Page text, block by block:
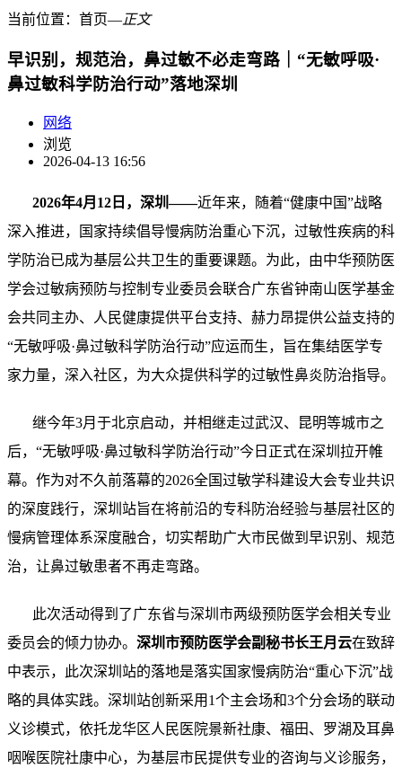
当前位置： 首页―正文
早识别，规范治，鼻过敏不必走弯路｜“无敏呼吸·
鼻过敏科学防治行动”落地深圳
网络
浏览
2026-04-13 16:56
2026年4月12日，深圳——近年来，随着“健康中国”战略
深入推进，国家持续倡导慢病防治重心下沉，过敏性疾病的科
学防治已成为基层公共卫生的重要课题。为此，由中华预防医
学会过敏病预防与控制专业委员会联合广东省钟南山医学基金
会共同主办、人民健康提供平台支持、赫力昂提供公益支持的
“无敏呼吸·鼻过敏科学防治行动”应运而生，旨在集结医学专
家力量，深入社区，为大众提供科学的过敏性鼻炎防治指导。
继今年3月于北京启动，并相继走过武汉、昆明等城市之
后，“无敏呼吸·鼻过敏科学防治行动”今日正式在深圳拉开帷
幕。作为对不久前落幕的2026全国过敏学科建设大会专业共识
的深度践行，深圳站旨在将前沿的专科防治经验与基层社区的
慢病管理体系深度融合，切实帮助广大市民做到早识别、规范
治，让鼻过敏患者不再走弯路。
此次活动得到了广东省与深圳市两级预防医学会相关专业
委员会的倾力协办。 深圳市预防医学会副秘书长王月云在致辞
中表示，此次深圳站的落地是落实国家慢病防治“重心下沉”战
略的具体实践。深圳站创新采用1个主会场和3个分会场的联动
义诊模式，依托龙华区人民医院景新社康、福田、罗湖及耳鼻
咽喉医院社康中心，为基层市民提供专业的咨询与义诊服务，